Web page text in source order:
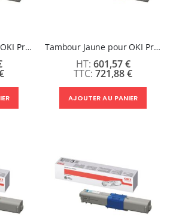
Tambour Blanc pour OKI Pro9542/9541/9432 Tambour Jaune pour OKI Pro9542/9541/9432
721,88 €
601,57 €
AJOUTER AU PANIER